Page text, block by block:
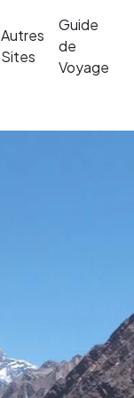
Autres
Sites
Guide
de
Voyage